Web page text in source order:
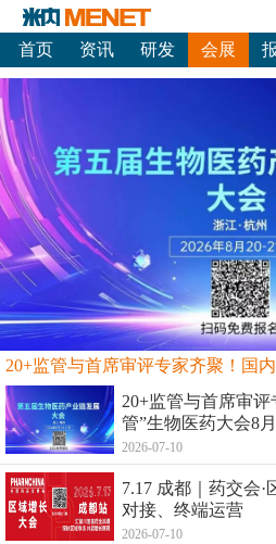
首页 资讯 研发 会展
20+监管与首席审
管”生物医药大会8月
2026-07-10
7.17 成都｜药交会
对接、终端运营
2026-07-10